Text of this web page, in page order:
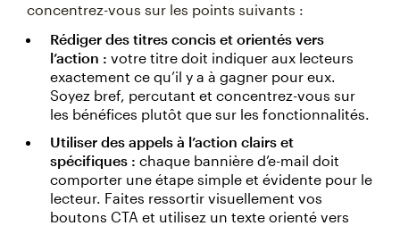
concentrez-vous sur les points suivants :
Rédiger des titres concis et orientés vers
l’action : votre titre doit indiquer aux lecteurs
exactement ce qu’il y a à gagner pour eux.
Soyez bref, percutant et concentrez-vous sur
les bénéfices plutôt que sur les fonctionnalités.
Utiliser des appels à l’action clairs et
spécifiques : chaque bannière d’e-mail doit
comporter une étape simple et évidente pour le
lecteur. Faites ressortir visuellement vos
boutons CTA et utilisez un texte orienté vers